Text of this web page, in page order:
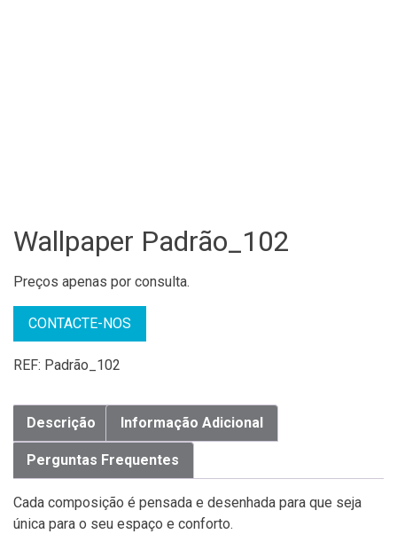
Wallpaper Padrão_102
Preços apenas por consulta.
CONTACTE-NOS
REF: Padrão_102
Descrição Informação Adicional
Perguntas Frequentes
Cada composição é pensada e desenhada para que seja
única para o seu espaço e conforto.